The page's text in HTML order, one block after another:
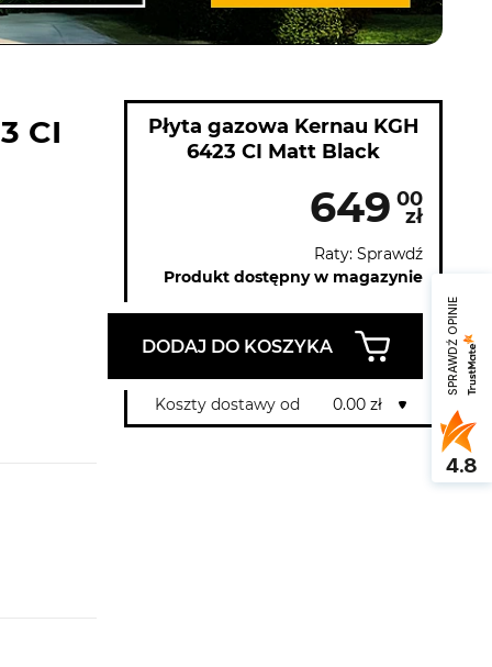
CI
Płyta gazowa Kernau KGH
6423 CI Matt Black
649 00
zł
Raty: Sprawdź
Produkt dostępny w magazynie
DODAJ DO KOSZYKA
Koszty dostawy od 0.00 zł
SPRAWDŹ OPINIE
4.8